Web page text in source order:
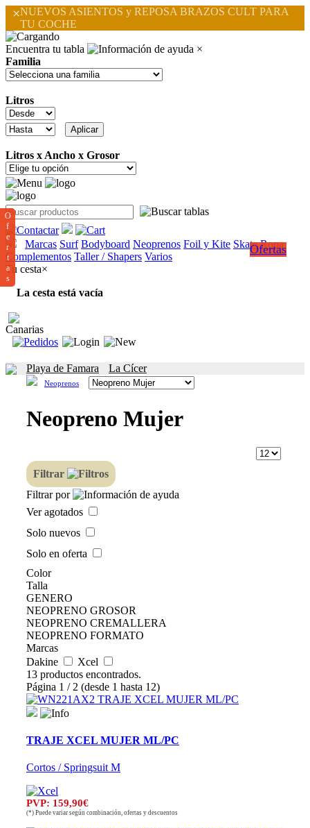
×NUEVOS ASIENTOS y REPOSA BRAZOS CULT PARA
TU COCHE
Encuentra tu tabla
×
Familia
Litros
Litros x Ancho x Grosor
Marcas Surf Bodyboard Neoprenos Foil y Kite Skate Ropa
Complementos Taller / Shapers Varios
Ofertas
O
f
e
r
t
a
s
Tu cesta×
La cesta está vacía
Canarias
Playa de Famara La Cícer
Neoprenos
Neopreno Mujer
Filtrar
Filtrar por
Ver agotados
Solo nuevos
Solo en oferta
Color
Talla
GENERO
NEOPRENO GROSOR
NEOPRENO CREMALLERA
NEOPRENO FORMATO
Marcas
Dakine
Xcel
13 productos encontrados.
Página 1 / 2 (desde 1 hasta 12)
TRAJE XCEL MUJER ML/PC
Cortos / Springsuit M
PVP: 159,90€
(*) Puede variar según combinación, ofertas y descuentos